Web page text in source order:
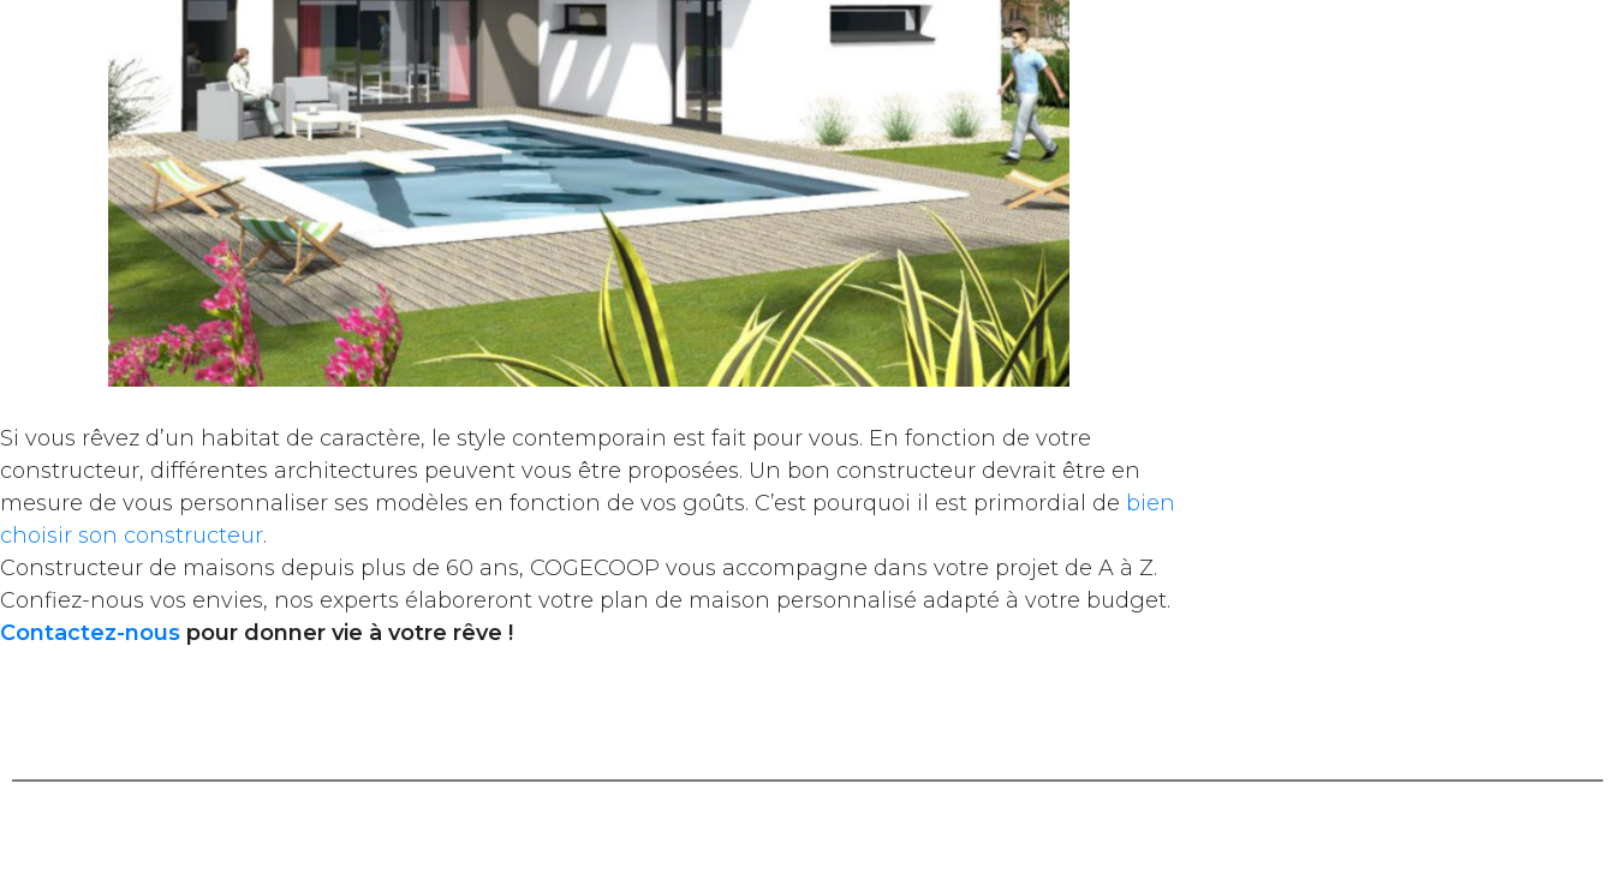
Si vous rêvez d’un habitat de caractère, le style contemporain est fait pour vous. En fonction de votre
constructeur, différentes architectures peuvent vous être proposées. Un bon constructeur devrait être en
mesure de vous personnaliser ses modèles en fonction de vos goûts. C’est pourquoi il est primordial de bien
choisir son constructeur.
Constructeur de maisons depuis plus de 60 ans, COGECOOP vous accompagne dans votre projet de A à Z.
Confiez-nous vos envies, nos experts élaboreront votre plan de maison personnalisé adapté à votre budget.
Contactez-nous pour donner vie à votre rêve !